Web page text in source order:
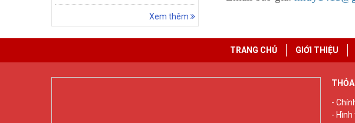
Xem thêm
TRANG CHỦ GIỚI THIỆU
-
-